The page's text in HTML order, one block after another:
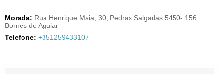
Morada: Rua Henrique Maia, 30, Pedras Salgadas 5450- 156
Bornes de Aguiar
Telefone: +351259433107